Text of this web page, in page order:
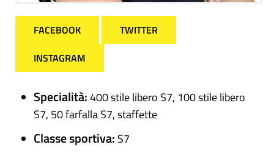
FACEBOOK
TWITTER
INSTAGRAM
Specialità:400 stile libero S7, 100 stile libero
S7, 50 farfalla S7, staffette
Classe sportiva: S7